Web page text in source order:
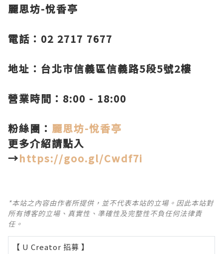
麗思坊-悅香亭
電話：02 2717 7677
地址：台北市信義區信義路5段5號2樓
營業時間：8:00 - 18:00
粉絲團： 麗思坊-悅香亭
更多介紹請點入
→https://goo.gl/Cwdf7i
*本站之內容由作者所提供，並不代表本站的立場。因此本站對
所有博客的立場、真實性、準確性及完整性不負任何法律責
任。
【 U Creator 招募 】